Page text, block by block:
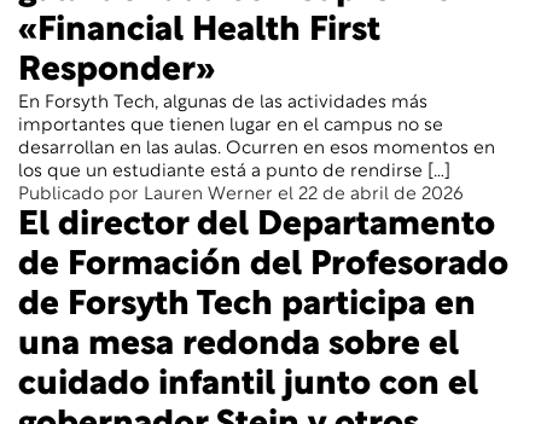
«Financial Health First
Responder»
En Forsyth Tech, algunas de las actividades más
importantes que tienen lugar en el campus no se
desarrollan en las aulas. Ocurren en esos momentos en
los que un estudiante está a punto de rendirse […]
Publicado por Lauren Werner el 22 de abril de 2026
El director del Departamento
de Formación del Profesorado
de Forsyth Tech participa en
una mesa redonda sobre el
cuidado infantil junto con el